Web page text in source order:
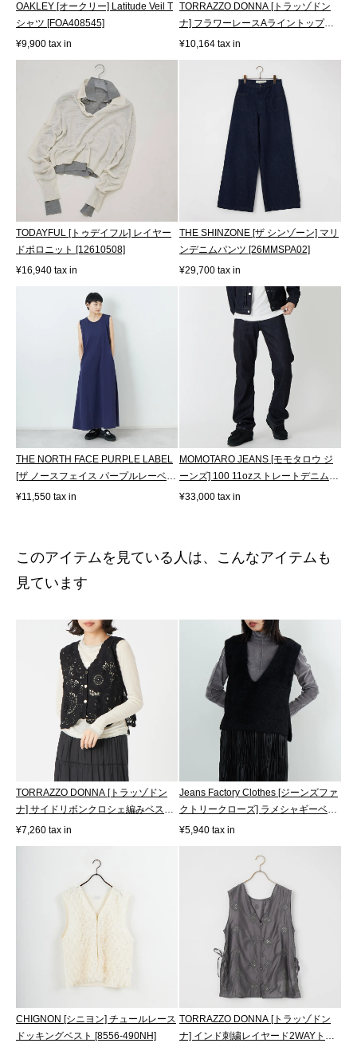
OAKLEY [オークリー] Latitude Veil T
シャツ [FOA408545]
¥9,900 tax in
TORRAZZO DONNA [トラッゾドン
ナ] フラワーレースAライントップス
[6265-57...
¥10,164 tax in
TODAYFUL [トゥデイフル] レイヤー
ドポロニット [12610508]
¥16,940 tax in
THE SHINZONE [ザ シンゾーン] マリ
ンデニムパンツ [26MMSPA02]
¥29,700 tax in
THE NORTH FACE PURPLE LABEL
[ザ ノースフェイス パープルレーベ
ル] コッ...
¥11,550 tax in
MOMOTARO JEANS [モモタロウ ジ
ーンズ] 100 11ozストレートデニムパ
ンツ [M...
¥33,000 tax in
このアイテムを見ている人は、こんなアイテムも
見ています
TORRAZZO DONNA [トラッゾドン
ナ] サイドリボンクロシェ編みベスト
[6265-5...
¥7,260 tax in
Jeans Factory Clothes [ジーンズファ
クトリークローズ] ラメシャギーベ
ス...
¥5,940 tax in
CHIGNON [シニヨン] チュールレース
ドッキングベスト [8556-490NH]
TORRAZZO DONNA [トラッゾドン
ナ] インド刺繍レイヤード2WAYトッ